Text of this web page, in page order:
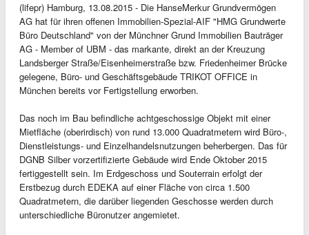
(lifepr) Hamburg, 13.08.2015 - Die HanseMerkur Grundvermögen
AG hat für ihren offenen Immobilien-Spezial-AIF "HMG Grundwerte
Büro Deutschland" von der Münchner Grund Immobilien Bauträger
AG - Member of UBM - das markante, direkt an der Kreuzung
Landsberger Straße/Eisenheimerstraße bzw. Friedenheimer Brücke
gelegene, Büro- und Geschäftsgebäude TRIKOT OFFICE in
München bereits vor Fertigstellung erworben.
Das noch im Bau befindliche achtgeschossige Objekt mit einer
Mietfläche (oberirdisch) von rund 13.000 Quadratmetern wird Büro-,
Dienstleistungs- und Einzelhandelsnutzungen beherbergen. Das für
DGNB Silber vorzertifizierte Gebäude wird Ende Oktober 2015
fertiggestellt sein. Im Erdgeschoss und Souterrain erfolgt der
Erstbezug durch EDEKA auf einer Fläche von circa 1.500
Quadratmetern, die darüber liegenden Geschosse werden durch
unterschiedliche Büronutzer angemietet.